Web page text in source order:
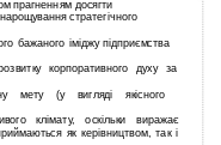
прагненням досягти
стратегічного
бажаного іміджу підприємства
корпоративного духу за
мету (у вигляді якісного
клімату, оскільки виражає
як керівництвом, так і